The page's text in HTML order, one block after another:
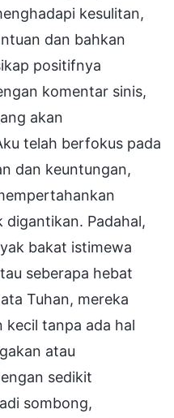
kesulitan,
dan bahkan
positifnya
komentar sinis,
akan
telah berfokus pada
dan keuntungan,
digantikan. Padahal,
bakat istimewa
seberapa hebat
Tuhan, mereka
kecil tanpa ada hal
atau
sedikit
sombong,